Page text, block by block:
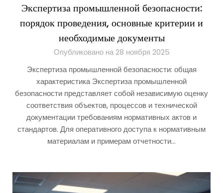
Экспертиза промышленной безопасности:
порядок проведения, основные критерии и
необходимые документы
Опубликовано на 28 ноября 2025
Экспертиза промышленной безопасности: общая
характеристика Экспертиза промышленной
безопасности представляет собой независимую оценку
соответствия объектов, процессов и технической
документации требованиям нормативных актов и
стандартов. Для оперативного доступа к нормативным
материалам и примерам отчетности…